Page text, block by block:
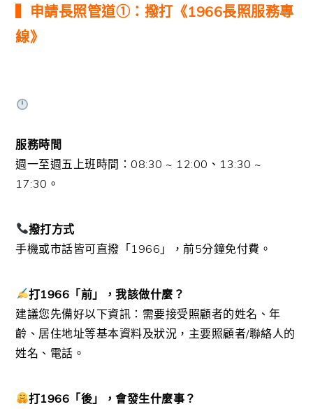
▍申請長照管道①：撥打《1966長照服務專
線》
服務時間
週一至週五上班時間：08:30 ~ 12:00、13:30 ~
17:30。
撥打方式
手機或市話皆可直撥「1966」，前5分鐘免付費。
打1966「前」，我該做什麼？
建議您先備好以下資訊：需要接受照顧者的姓名、年
齡、居住地址等基本資料及狀況，主要照顧者/聯絡人的
姓名、電話。
打1966「後」，會發生什麼事？